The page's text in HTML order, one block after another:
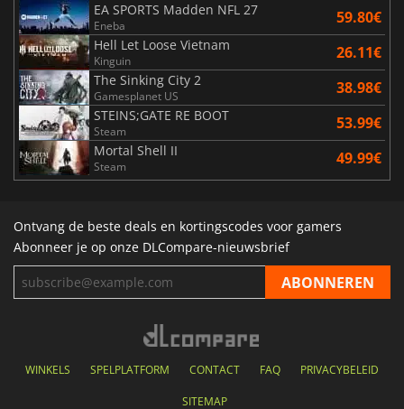
EA SPORTS Madden NFL 27
Eneba 59.80€
Hell Let Loose Vietnam
Kinguin 26.11€
The Sinking City 2
Gamesplanet US 38.98€
STEINS;GATE RE BOOT
Steam 53.99€
Mortal Shell II
Steam 49.99€
Ontvang de beste deals en kortingscodes voor gamers
Abonneer je op onze DLCompare-nieuwsbrief
WINKELS SPELPLATFORM CONTACT FAQ PRIVACYBELEID
SITEMAP